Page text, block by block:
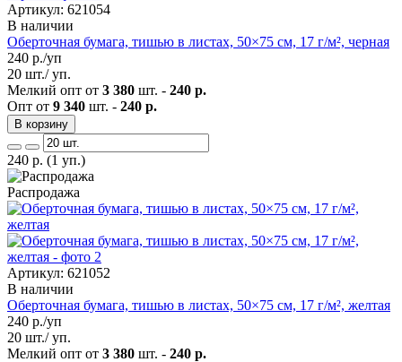
Артикул: 621054
В наличии
Оберточная бумага, тишью в листах, 50×75 см, 17 г/м², черная
240 р./уп
20 шт./ уп.
Мелкий опт от 3 380 шт. - 240 р.
Опт от 9 340 шт. - 240 р.
В корзину
240 р. (1 уп.)
Распродажа
Артикул: 621052
В наличии
Оберточная бумага, тишью в листах, 50×75 см, 17 г/м², желтая
240 р./уп
20 шт./ уп.
Мелкий опт от 3 380 шт. - 240 р.